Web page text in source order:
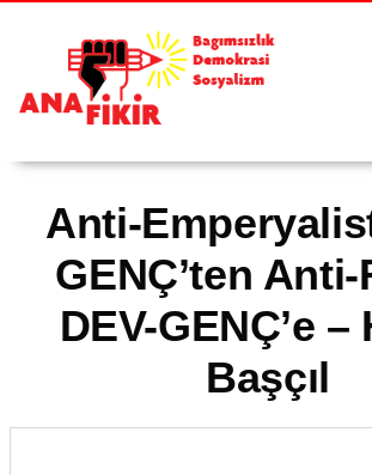
Anti-
GENÇ’ten
DEV-GENÇ’e –
Başçıl